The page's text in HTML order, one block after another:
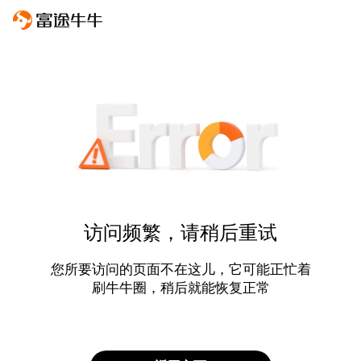
访问频繁，请稍后重试
您所要访问的页面不在这儿，它可能正忙着
刷牛牛圈，稍后就能恢复正常